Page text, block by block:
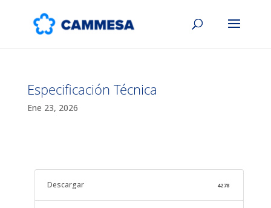
Especificación Técnica
Ene 23, 2026
Descargar 4278